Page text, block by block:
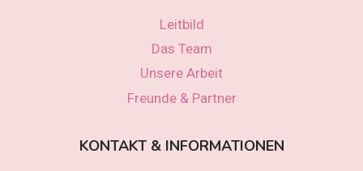
Leitbild
Das Team
Unsere Arbeit
Freunde & Partner
KONTAKT & INFORMATIONEN